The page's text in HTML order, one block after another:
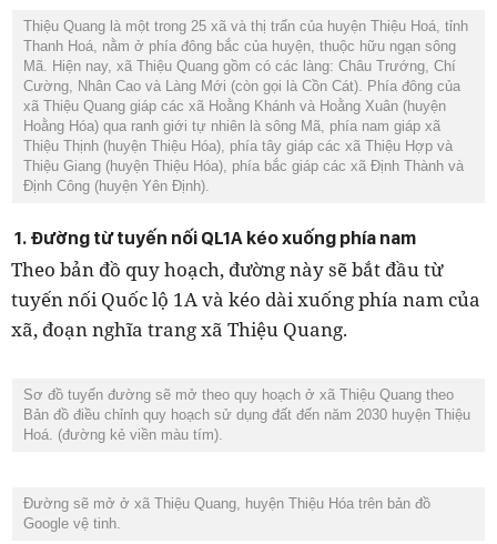
Thiệu Quang là một trong 25 xã và thị trấn của huyện Thiệu Hoá, tỉnh
Thanh Hoá, nằm ở phía đông bắc của huyện, thuộc hữu ngạn sông
Mã. Hiện nay, xã Thiệu Quang gồm có các làng: Châu Trướng, Chí
Cường, Nhân Cao và Làng Mới (còn gọi là Cồn Cát). Phía đông của
xã Thiệu Quang giáp các xã Hoằng Khánh và Hoằng Xuân (huyện
Hoằng Hóa) qua ranh giới tự nhiên là sông Mã, phía nam giáp xã
Thiệu Thịnh (huyện Thiệu Hóa), phía tây giáp các xã Thiệu Hợp và
Thiệu Giang (huyện Thiệu Hóa), phía bắc giáp các xã Định Thành và
Định Công (huyện Yên Định).
1. Đường từ tuyến nối QL1A kéo xuống phía nam
Theo bản đồ quy hoạch, đường này sẽ bắt đầu từ
tuyến nối Quốc lộ 1A và kéo dài xuống phía nam của
xã, đoạn nghĩa trang xã Thiệu Quang.
Sơ đồ tuyến đường sẽ mở theo quy hoạch ở xã Thiệu Quang theo
Bản đồ điều chỉnh quy hoạch sử dụng đất đến năm 2030 huyện Thiệu
Hoá. (đường kẻ viền màu tím).
Đường sẽ mở ở xã Thiệu Quang, huyện Thiệu Hóa trên bản đồ
Google vệ tinh.